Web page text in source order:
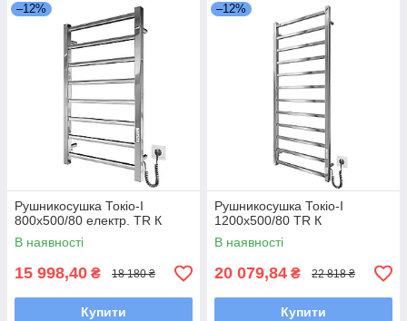
–12%
Рушникосушка Токіо-I
800х500/80 електр. TR К
В наявності
15 998,40 ₴ 18 180 ₴
Купити
–12%
Рушникосушка Токіо-I
1200х500/80 TR К
В наявності
20 079,84 ₴ 22 818 ₴
Купити